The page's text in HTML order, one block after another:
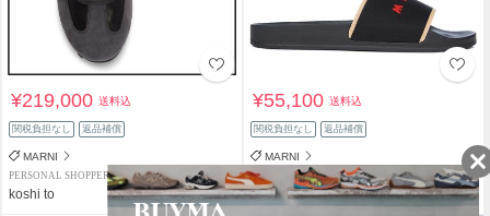
¥219,000送料込
関税負担なし 返品補償
MARNI
PERSONAL SHOPPER
koshi to
¥55,100送料込
関税負担なし 返品補償
MARNI
SHOP
MUST IT